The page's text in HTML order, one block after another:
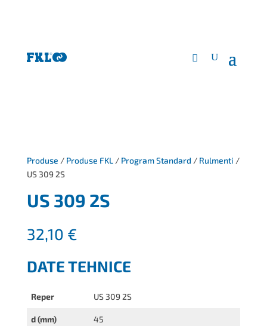
Produse / Produse FKL/ Program Standard / Rulmenti /
US 309 2S
US 309 2S
32,10 €
DATE TEHNICE
Reper US 309 2S
d (mm) 45